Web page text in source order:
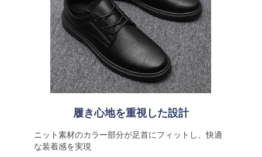
履き心地を重視した設計
ニット素材のカラー部分が足首にフィットし、快適
な装着感を実現